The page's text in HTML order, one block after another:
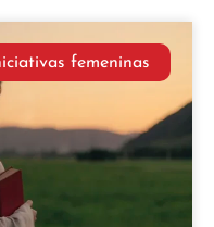
femeninas